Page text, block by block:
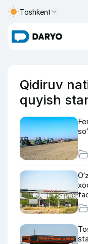
Toshkent
Qidiruv
quyish